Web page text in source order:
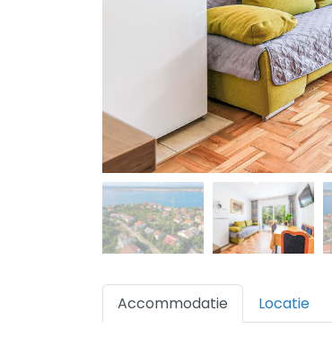
Accommodatie Locatie